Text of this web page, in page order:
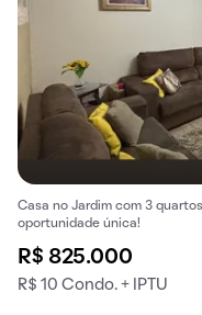
Casa no Jardim com 3
oportunidade única!
R$ 825.000
R$ 10 Condo. + IPTU